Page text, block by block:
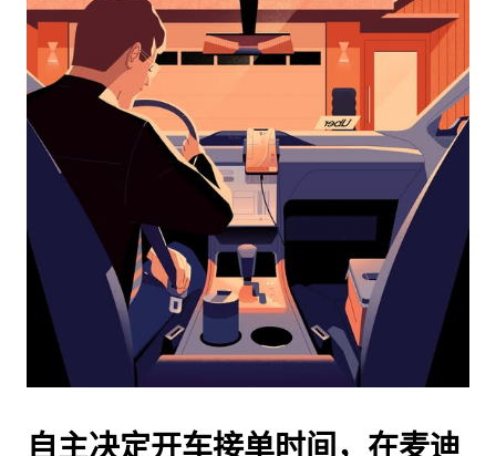
浏
日
并
期。
按
退
闭
自主决定开车接单时间，在麦迪